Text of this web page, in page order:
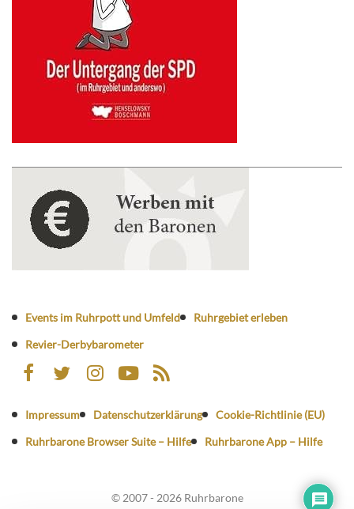
Events im Ruhrpott und Umfeld
Ruhrgebiet erleben
Revier-Derbybarometer
Impressum Datenschutzerklärung
Cookie-Richtlinie (EU)
Ruhrbarone Browser Suite – Hilfe
Ruhrbarone App – Hilfe
© 2007 - 2026 Ruhrbarone